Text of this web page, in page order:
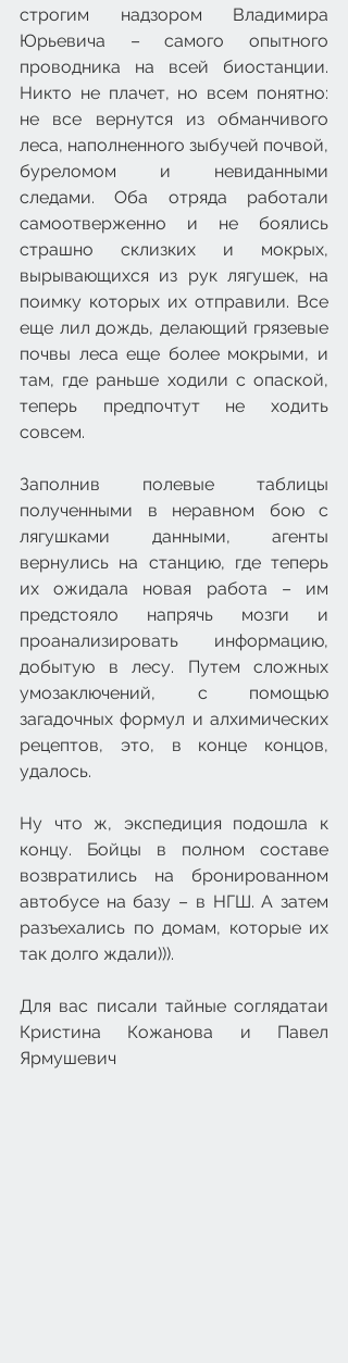
строгим надзором Владимира
Юрьевича – самого опытного
проводника на всей биостанции.
Никто не плачет, но всем понятно:
не все вернутся из обманчивого
леса, наполненного зыбучей почвой,
буреломом и невиданными
следами. Оба отряда работали
самоотверженно и не боялись
страшно склизких и мокрых,
вырывающихся из рук лягушек, на
поимку которых их отправили. Все
еще лил дождь, делающий грязевые
почвы леса еще более мокрыми, и
там, где раньше ходили с опаской,
теперь предпочтут не ходить
совсем.
Заполнив полевые таблицы
полученными в неравном бою с
лягушками данными, агенты
вернулись на станцию, где теперь
их ожидала новая работа – им
предстояло напрячь мозги и
проанализировать информацию,
добытую в лесу. Путем сложных
умозаключений, с помощью
загадочных формул и алхимических
рецептов, это, в конце концов,
удалось.
Ну что ж, экспедиция подошла к
концу. Бойцы в полном составе
возвратились на бронированном
автобусе на базу – в НГШ. А затем
разъехались по домам, которые их
так долго ждали))).
Для вас писали тайные соглядатаи
Кристина Кожанова и Павел
Ярмушевич